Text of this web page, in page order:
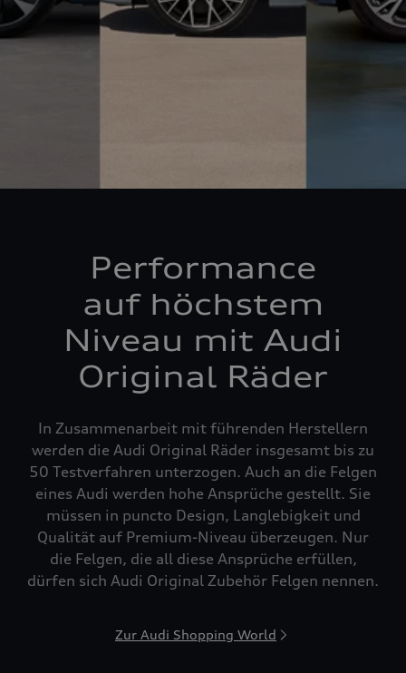
Performance
auf höchstem
Niveau mit Audi
Original Räder
In Zusammenarbeit mit führenden Herstellern
werden die Audi Original Räder insgesamt bis zu
50 Testverfahren unterzogen. Auch an die Felgen
eines Audi werden hohe Ansprüche gestellt. Sie
müssen in puncto Design, Langlebigkeit und
Qualität auf Premium-Niveau überzeugen. Nur
die Felgen, die all diese Ansprüche erfüllen,
dürfen sich Audi Original Zubehör Felgen nennen.
Zur Audi Shopping World